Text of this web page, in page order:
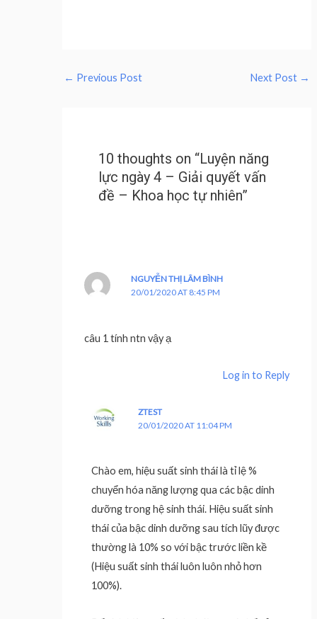
← Previous Post Next Post →
10 thoughts on “Luyện năng
lực ngày 4 – Giải quyết vấn
đề – Khoa học tự nhiên”
NGUYỄN THỊ LÂM BÌNH
20/01/2020 AT 8:45 PM
câu 1 tính ntn vậy ạ
Log in to Reply
ZTEST
20/01/2020 AT 11:04 PM
Chào em, hiệu suất sinh thái là tỉ lệ %
chuyển hóa năng lượng qua các bậc dinh
dưỡng trong hệ sinh thái. Hiệu suất sinh
thái của bậc dinh dưỡng sau tích lũy được
thường là 10% so với bậc trước liền kề
(Hiệu suất sinh thái luôn luôn nhỏ hơn
100%).